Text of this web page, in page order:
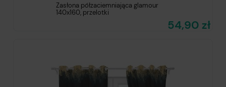
Zasłona półzaciemniająca glamour
140x160, przelotki
54,90 zł